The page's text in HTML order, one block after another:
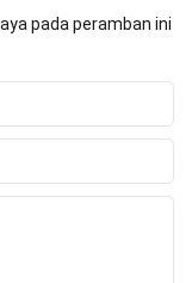
pada peramban ini